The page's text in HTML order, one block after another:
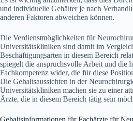
und individuelle Gehälter je nach
anderen Faktoren abweichen können.
Die Verdienstmöglichkeiten für
Universitätskliniken sind damit im
Beschäftigungsarten in diesem Bereich
spiegelt die anspruchsvolle Arbeit und die
Fachkompetenz wider, die für diese
Die Gehaltsaussichten in der
Universitätskliniken machen sie zu einer
Ärzte, die in diesem Bereich tätig sein
Gehaltsinformationen für Fachärzte für